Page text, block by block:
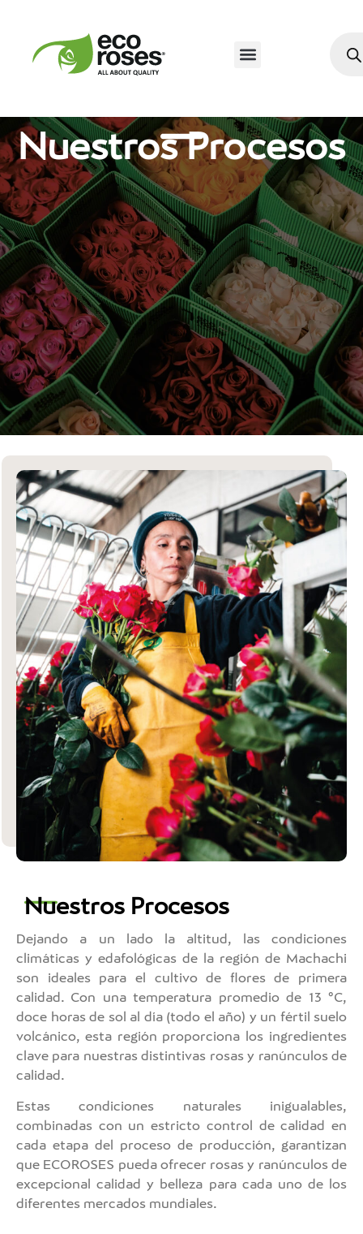
Nuestros Procesos
Nuestros Procesos
Dejando a un lado la altitud, las condiciones
climáticas y edafológicas de la región de Machachi
son ideales para el cultivo de flores de primera
calidad. Con una temperatura promedio de 13 °C,
doce horas de sol al día (todo el año) y un fértil suelo
volcánico, esta región proporciona los ingredientes
clave para nuestras distintivas rosas y ranúnculos de
calidad.
Estas condiciones naturales inigualables,
combinadas con un estricto control de calidad en
cada etapa del proceso de producción, garantizan
que ECOROSES pueda ofrecer rosas y ranúnculos de
excepcional calidad y belleza para cada uno de los
diferentes mercados mundiales.